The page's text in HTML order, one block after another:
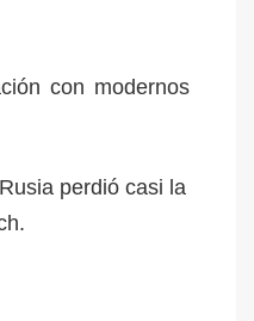
con modernos
perdió casi la